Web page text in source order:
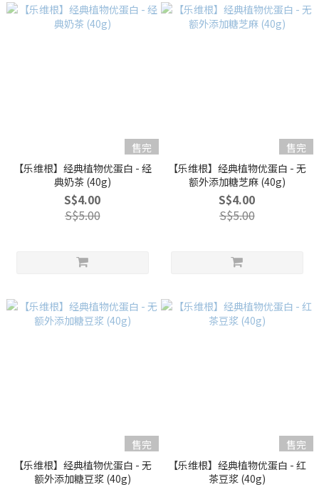
售完
【乐维根】经典植物优蛋白 - 经
典奶茶 (40g)
S$4.00
S$5.00
售完
【乐维根】经典植物优蛋白 - 无
额外添加糖芝麻 (40g)
S$4.00
S$5.00
售完
【乐维根】经典植物优蛋白 - 无
额外添加糖豆浆 (40g)
售完
【乐维根】经典植物优蛋白 - 红
茶豆浆 (40g)